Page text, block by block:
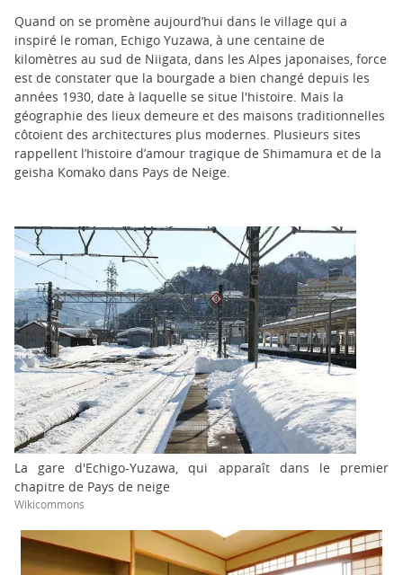
Quand on se promène aujourd’hui dans le village qui a
inspiré le roman, Echigo Yuzawa, à une centaine de
kilomètres au sud de Niigata, dans les Alpes japonaises, force
est de constater que la bourgade a bien changé depuis les
années 1930, date à laquelle se situe l'histoire. Mais la
géographie des lieux demeure et des maisons traditionnelles
côtoient des architectures plus modernes. Plusieurs sites
rappellent l’histoire d’amour tragique de Shimamura et de la
geisha Komako dans Pays de Neige.
La gare d'Echigo-Yuzawa, qui apparaît dans le premier
chapitre de Pays de neige
Wikicommons